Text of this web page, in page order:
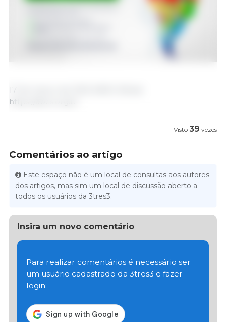
17 de março de 2025 /ABCS /Brasil.
https://abcs.org.br
Visto 39 vezes
Comentários ao artigo
Este espaço não é um local de consultas aos autores
dos artigos, mas sim um local de discussão aberto a
todos os usuários da 3tres3.
Insira um novo comentário
Para realizar comentários é necessário ser
um usuário cadastrado da 3tres3 e fazer
login: